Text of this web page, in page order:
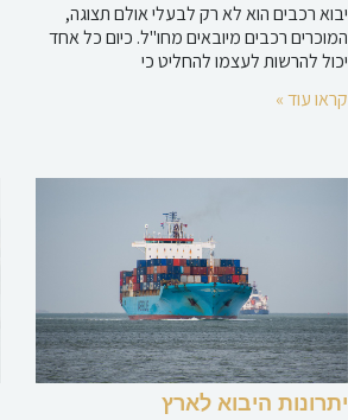
יבוא רכבים הוא לא רק לבעלי אולם תצוגה,
המוכרים רכבים מיובאים מחו"ל. כיום כל אחד
יכול להרשות לעצמו להחליט כי
קראו עוד »
יתרונות היבוא לארץ